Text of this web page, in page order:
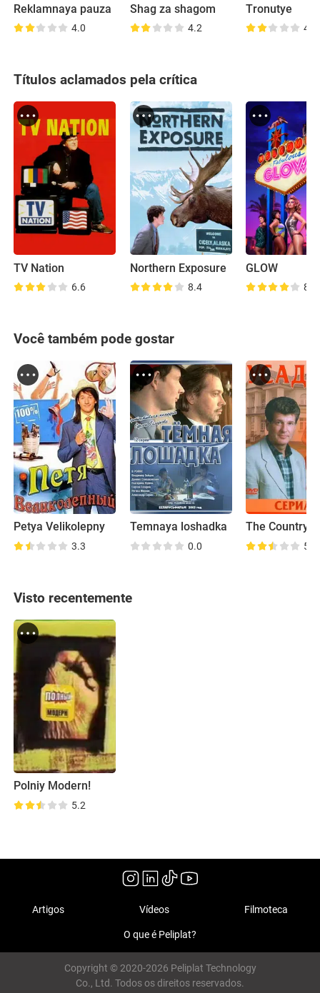
Reklamnaya pauza
4.0
Shag za shagom
4.2
Tronutye
4.8
Títulos aclamados pela crítica
TV Nation
6.6
Northern Exposure
8.4
GLOW
8.0
Você também pode gostar
Petya Velikolepny
3.3
Temnaya loshadka
0.0
The Country
5.3
Visto recentemente
Polniy Modern!
5.2
Artigos Vídeos Filmoteca
O que é Peliplat?
Copyright © 2020-2026 Peliplat Technology
Co., Ltd. Todos os direitos reservados.